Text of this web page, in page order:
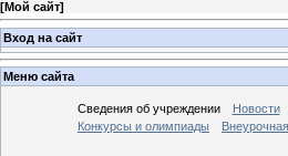
[Мой сайт]
Вход на сайт
Меню сайта
Сведения об учреждении Новости
Конкурсы и олимпиады